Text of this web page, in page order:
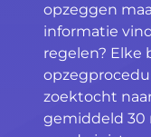
opzeggen
informatie
regelen? Elke
zoektocht
gemiddeld 30